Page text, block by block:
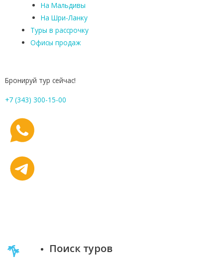
На Мальдивы
На Шри-Ланку
Туры в рассрочку
Офисы продаж
Бронируй тур сейчас!
+7 (343) 300-15-00
Поиск туров